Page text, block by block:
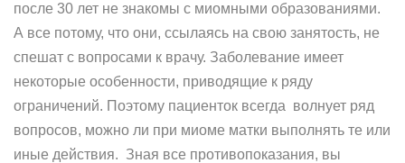
после 30 лет не знакомы с миомными образованиями.
А все потому, что они, ссылаясь на свою занятость, не
спешат с вопросами к врачу. Заболевание имеет
некоторые особенности, приводящие к ряду
ограничений. Поэтому пациенток всегда волнует ряд
вопросов, можно ли при миоме матки выполнять те или
иные действия. Зная все противопоказания, вы